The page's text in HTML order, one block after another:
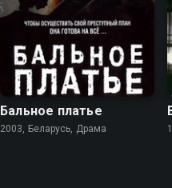
6.7
Бальное платье
2003, Беларусь, Драма